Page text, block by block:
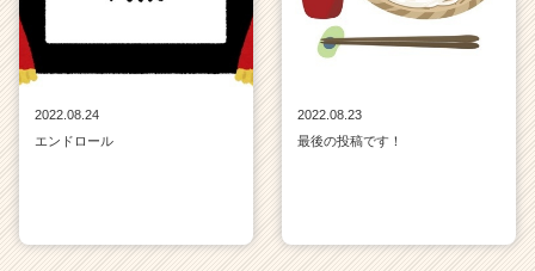
2022.08.24
エンドロール
2022.08.23
最後の投稿です！